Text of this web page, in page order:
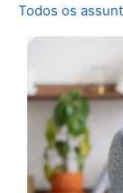
Todos os